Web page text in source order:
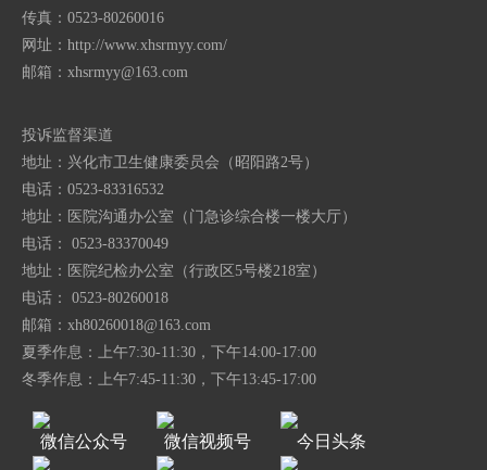
传真：0523-80260016
网址：http://www.xhsrmyy.com/
邮箱： xhsrmyy@163.com
投诉监督渠道
地址：兴化市卫生健康委员会（昭阳路2号）
电话：0523-83316532
地址：医院沟通办公室（门急诊综合楼一楼大厅）
电话： 0523-83370049
地址：医院纪检办公室（行政区5号楼218室）
电话： 0523-80260018
邮箱： xh80260018@163.com
夏季作息：上午7:30-11:30，下午14:00-17:00
冬季作息：上午7:45-11:30，下午13:45-17:00
微信公众号 微信视频号 今日头条